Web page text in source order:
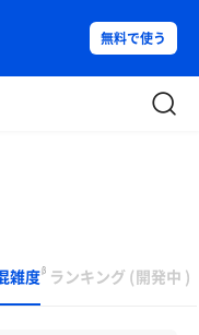
無料で使う
雑度β ランキング (開発中 )